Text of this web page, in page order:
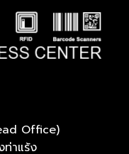
Office)
ท่าแร้ง